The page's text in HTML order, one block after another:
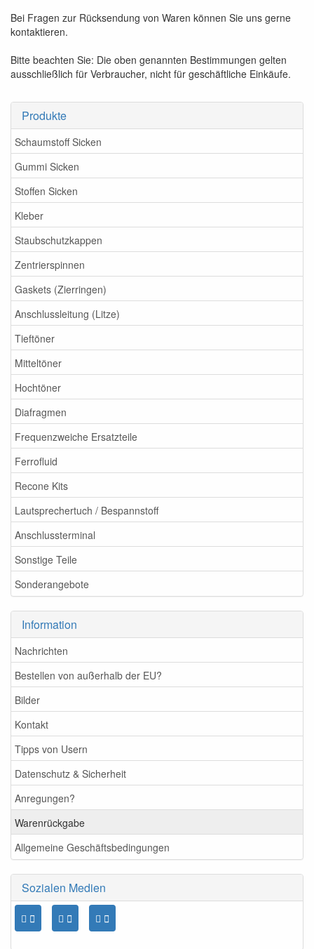
Produkte
Schaumstoff Sicken
Gummi Sicken
Stoffen Sicken
Kleber
Staubschutzkappen
Zentrierspinnen
Gaskets (Zierringen)
Anschlussleitung (Litze)
Tieftöner
Mitteltöner
Hochtöner
Diafragmen
Frequenzweiche Ersatzteile
Ferrofluid
Recone Kits
Lautsprechertuch / Bespannstoff
Anschlussterminal
Sonstige Teile
Sonderangebote
Information
Nachrichten
Bestellen von außerhalb der EU?
Bilder
Kontakt
Tipps von Usern
Datenschutz & Sicherheit
Anregungen?
Warenrückgabe
Allgemeine Geschäftsbedingungen
Sozialen Medien
Bei Fragen zur Rücksendung von Waren können Sie uns gerne
kontaktieren.
Bitte beachten Sie: Die oben genannten Bestimmungen gelten
ausschließlich für Verbraucher, nicht für geschäftliche Einkäufe.